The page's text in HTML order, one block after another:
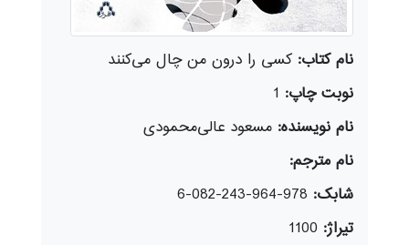
نام کتاب: کسی را درون من چال می‌کنند
نوبت چاپ: 1
نام نویسنده: مسعود عالی‌محمودی
نام مترجم:
شابک: 978-964-243-082-6
تیراژ: 1100